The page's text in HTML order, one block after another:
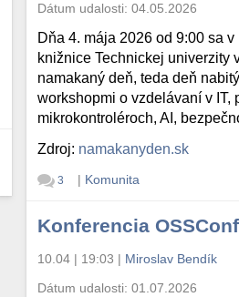
Dátum udalosti:04.05.2026
Dňa 4. mája 2026 od 9:00 sa
knižnice Technickej univerzity
namakaný deň, teda deň
workshopmi o vzdelávaní v IT,
mikrokontroléroch, AI,
Zdroj: namakanyden.sk
3 | Komunita
Konferencia
10.04 | 19:03 | Miroslav Bendík
Dátum udalosti:01.07.2026